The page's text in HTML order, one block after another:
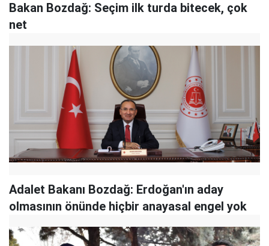
Bakan Bozdağ: Seçim ilk turda bitecek, çok
net
Adalet Bakanı Bozdağ: Erdoğan'ın aday
olmasının önünde hiçbir anayasal engel yok